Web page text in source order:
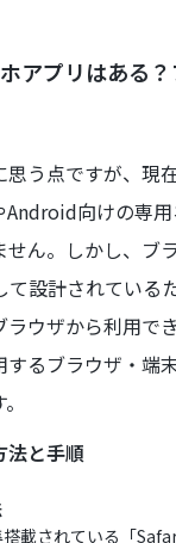
アプリはある
思う点ですが、現
向けの専用
せん。しかし、ブ
て設計されている
ラウザから利用で
るブラウザ・端
法と手順
搭載されている「